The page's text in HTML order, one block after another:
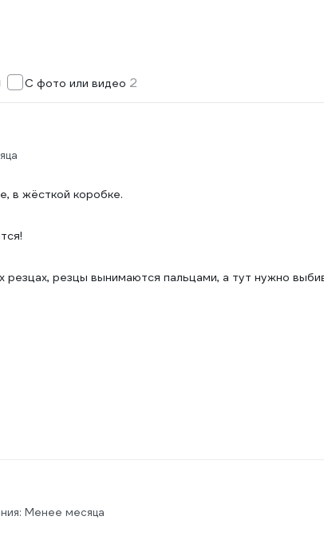
С фото или видео 2
в жёсткой коробке.
резцы вынимаются пальцами, а тут нужно
Менее месяца